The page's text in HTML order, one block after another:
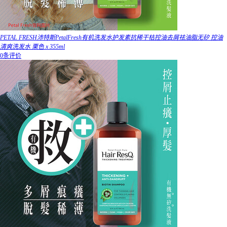
PETAL FRESH沛特斯PetalFresh有机洗发水护发素抗稀干枯控油去屑祛油脂无矽 控油
清爽洗发水 栗色 x 355ml
0条评价